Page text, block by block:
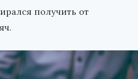
получить от